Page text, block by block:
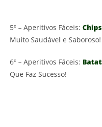
5º – Aperitivos Fáceis:
Muito Saudável e Saboroso!
6º – Aperitivos Fáceis:
Que Faz Sucesso!